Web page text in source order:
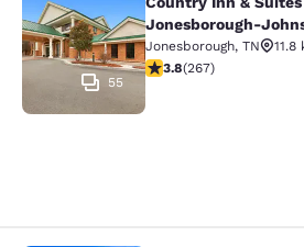
Country Inn & Suites
55
Jonesborough-
Jonesborough, TN
11.8
3.76-Sterne-Bewertung.
3.8(267)